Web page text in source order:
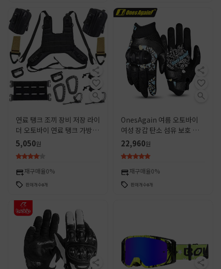
연료 탱크 조끼 장비 저장 라이
더 오토바이 연료 탱크 가방
molle 시스템 연료 탱크 긁힘
방지 조끼
5,050원
재구매율0%
판매개수0개
OnesAgain 여름 오토바이
여성 장갑 탄소 섬유 보호 승마
장비 통기성 기사 오토바이 여
22,960원
재구매율0%
판매개수0개